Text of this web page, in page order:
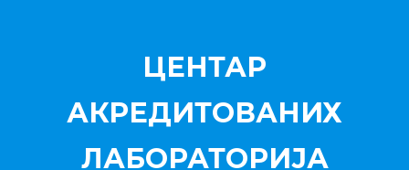
ЦЕНТАР
АКРЕДИТОВАНИХ
ЛАБОРАТОРИЈА